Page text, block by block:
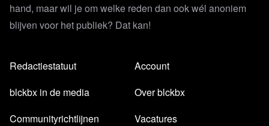
Lees verder
hand, maar wil je om welke reden dan ook wél anoniem
blijven voor het publiek? Dat kan!
Redactiestatuut
blckbx in de media
Communityrichtlijnen
Account
Over blckbx
Vacatures